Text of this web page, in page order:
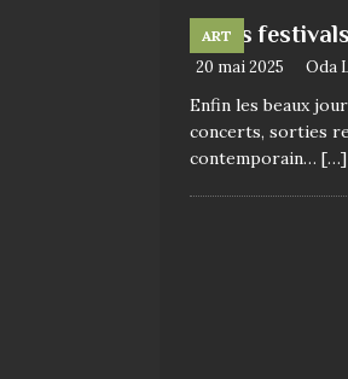
ART
Les
20 mai 2025 Oda
Enfin les beaux
concerts, sorties
contemporain… […]